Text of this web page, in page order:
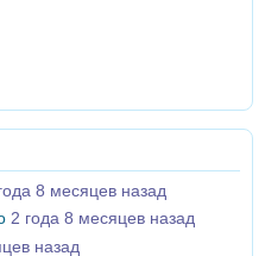
8 месяцев назад
2 года 8 месяцев назад
назад